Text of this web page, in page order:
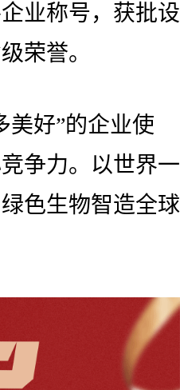
业称号，获批设
荣誉。
美好”的企业使
争力。以世界一
色生物智造全球